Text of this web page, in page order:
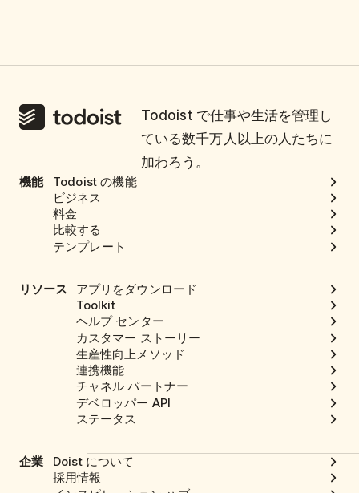
Todoist で仕事や生活を管理し
ている数千万人以上の人たちに
加わろう。
機能
Todoist の機能
ビジネス
料金
比較する
テンプレート
リソース
アプリをダウンロード
Toolkit
ヘルプ センター
カスタマー ストーリー
生産性向上メソッド
連携機能
チャネル パートナー
デベロッパー API
ステータス
企業
Doist について
採用情報